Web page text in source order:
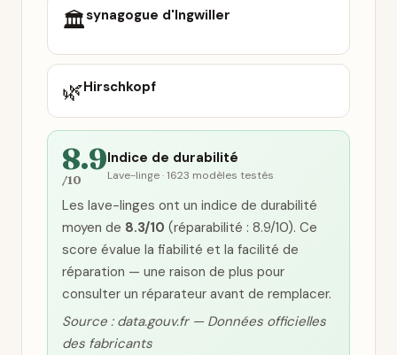
🏛️synagogue d'Ingwiller
🌿Hirschkopf
8.9
/10
Indice de durabilité
Lave-linge · 1623 modèles testés
Les lave-linges ont un indice de durabilité
moyen de 8.3/10 (réparabilité : 8.9/10). Ce
score évalue la fiabilité et la facilité de
réparation — une raison de plus pour
consulter un réparateur avant de remplacer.
Source : data.gouv.fr — Données officielles
des fabricants